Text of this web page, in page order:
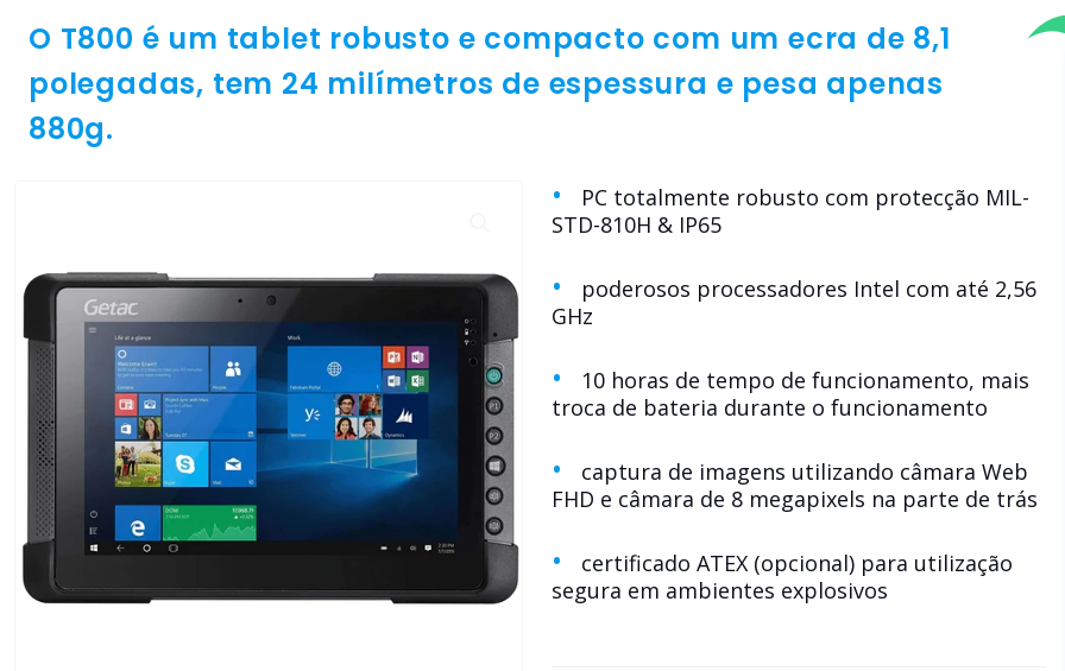
O T800 é um tablet robusto e compacto com um ecra de 8,1
polegadas, tem 24 milímetros de espessura e pesa apenas
880g.
PC totalmente robusto com protecção MIL-
STD-810H & IP65
poderosos processadores Intel com até 2,56
GHz
10 horas de tempo de funcionamento, mais
troca de bateria durante o funcionamento
captura de imagens utilizando câmara Web
FHD e câmara de 8 megapixels na parte de trás
certificado ATEX (opcional) para utilização
segura em ambientes explosivos